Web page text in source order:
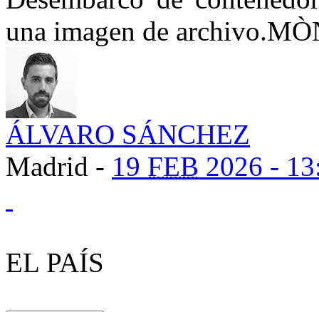
una imagen de archivo.
ÁLVARO SÁNCHEZ
Madrid - 19 FEB 2026 -
EL PAÍS